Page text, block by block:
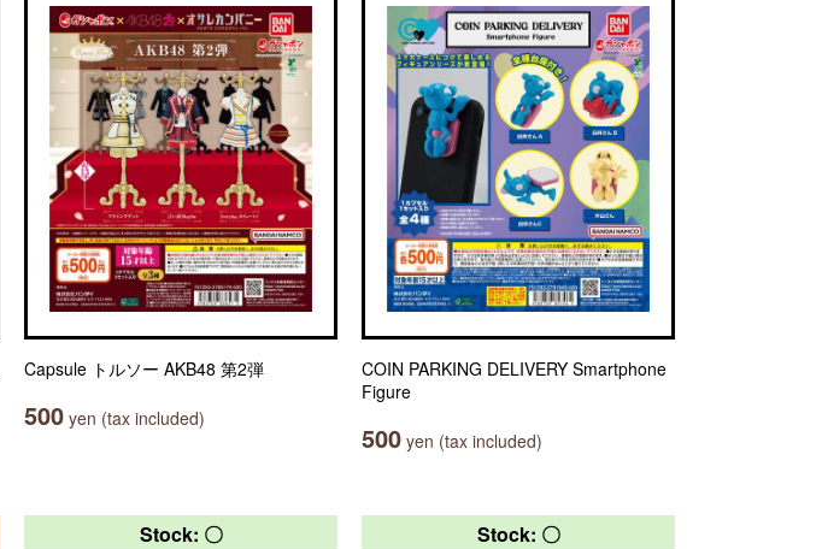
Capsule トルソー AKB48 第2弾
500 yen (tax included)
COIN PARKING DELIVERY Smartphone
Figure
500 yen (tax included)
Stock: 〇 Stock: 〇